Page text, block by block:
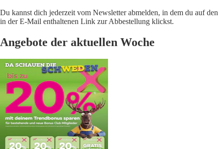
Du kannst dich jederzeit vom Newsletter abmelden, in dem du auf den
in der E-Mail enthaltenen Link zur Abbestellung klickst.
Angebote der aktuellen Woche